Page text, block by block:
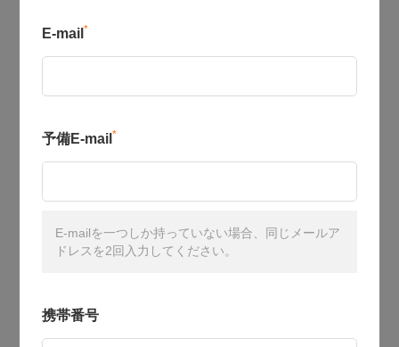
E-mail *
予備E-mail *
E-mailを一つしか持っていない場合、同じメールア
ドレスを2回入力してください。
携帯番号